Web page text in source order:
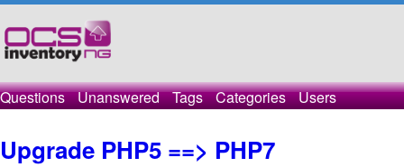
Questions Unanswered Tags Categories Users
Upgrade PHP5 ==> PHP7